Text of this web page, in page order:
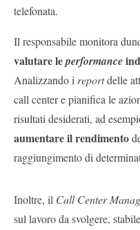
telefonata.
Il responsabile monitora
valutare leperformance
Analizzando ireportdelle
call center e pianifica le
risultati desiderati, ad
aumentare il rendimento
raggiungimento di
Inoltre, il Call Center
sul lavoro da svolgere,